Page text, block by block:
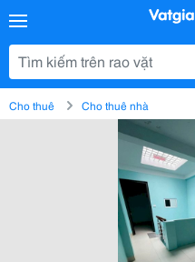
Cho thuê Cho thuê nhà